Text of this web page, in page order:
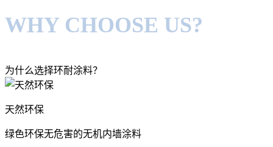
WHY CHOOSE US?
为什么选择环耐涂料？
天然环保
绿色环保无危害的无机内墙涂料